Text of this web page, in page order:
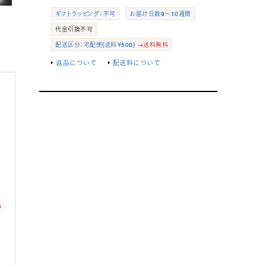
ギフトラッピング：不可
お届け日数9～10週間
代金引換不可
配送区分：宅配便(送料￥500) →送料無料
返品について 配送料について